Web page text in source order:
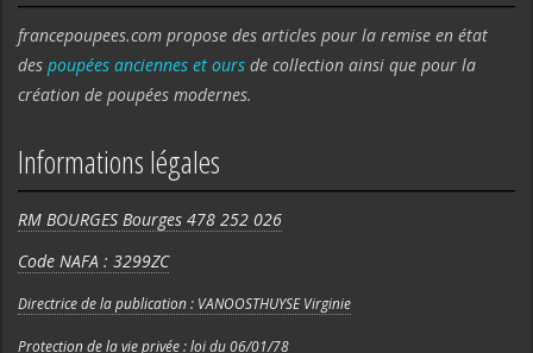
francepoupees.com propose des articles pour la remise en état
des poupées anciennes et ours de collection ainsi que pour la
création de poupées modernes.
Informations légales
RM BOURGES Bourges 478 252 026
Code NAFA : 3299ZC
Directrice de la publication : VANOOSTHUYSE Virginie
Protection de la vie privée : loi du 06/01/78